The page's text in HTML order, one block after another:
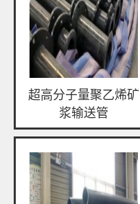
超高分子量聚乙烯矿
浆输送管